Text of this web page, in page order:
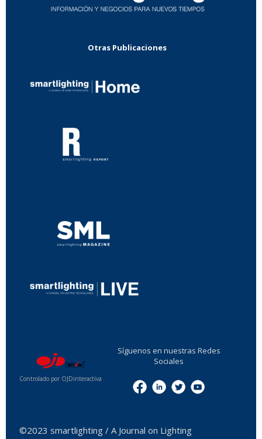
Otras Publicaciones
Controlado por OJDinteractiva
Síguenos en nuestras Redes
Sociales
©2023 smartlighting / A Journal on Lighting